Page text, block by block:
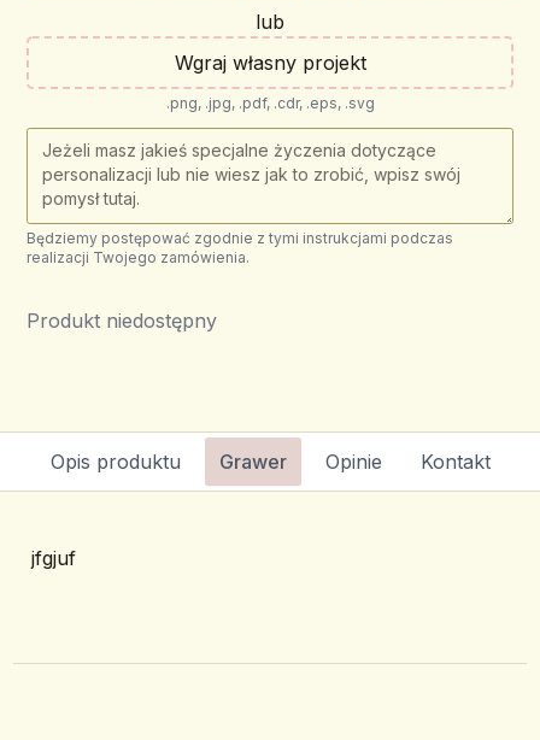
lub
Wgraj własny projekt
.png, .jpg, .pdf, .cdr, .eps, .svg
Będziemy postępować zgodnie z tymi instrukcjami podczas
realizacji Twojego zamówienia.
Produkt niedostępny
Opis produktu Grawer Opinie Kontakt
jfgjuf